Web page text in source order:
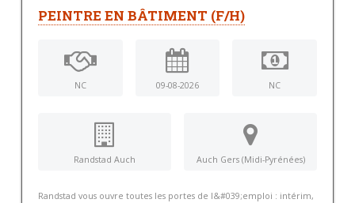
PEINTRE EN BÂTIMENT (F/H)
NC 09-08-2026 NC
Randstad Auch Auch Gers (Midi-Pyrénées)
Randstad vous ouvre toutes les portes de l&#039;emploi : intérim,